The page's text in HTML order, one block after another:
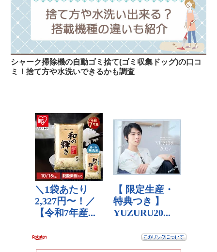
シャーク掃除機の自動ゴミ捨て(ゴミ収集ドッグ)の口コ
ミ！捨て方や水洗いできるかも調査